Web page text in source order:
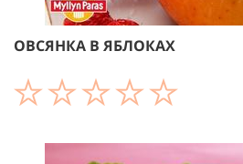
ОВСЯНКА В ЯБЛОКАХ